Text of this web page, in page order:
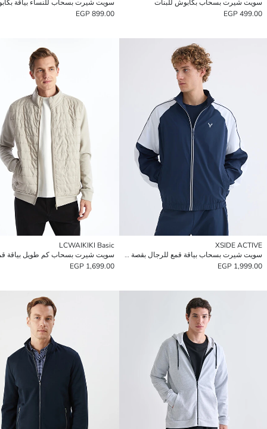
سويت شيرت بسحاب بكابوش للبنات
499.00 EGP
899.00 EGP
XSIDE ACTIVE
سويت شيرت بسحاب بياقة قمع للرجال بقصة مريحة
1,999.00 EGP
LCWAIKIKI Basic
1,699.00 EGP